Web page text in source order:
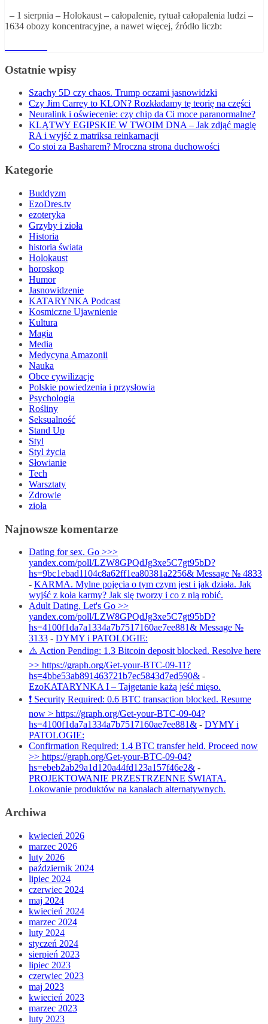
– 1 sierpnia – Holokaust – całopalenie, rytuał całopalenia ludzi –
1634 obozy koncentracyjne, a nawet więcej, źródło liczb:
Ostatnie wpisy
Szachy 5D czy chaos. Trump oczami jasnowidzki
Czy Jim Carrey to KLON? Rozkładamy tę teorię na części
Neuralink i oświecenie: czy chip da Ci moce paranormalne?
KLĄTWY EGIPSKIE W TWOIM DNA – Jak zdjąć magię
RA i wyjść z matriksa reinkarnacji
Co stoi za Basharem? Mroczna strona duchowości
Kategorie
Buddyzm
EzoDres.tv
ezoteryka
Grzyby i zioła
Historia
historia świata
Holokaust
horoskop
Humor
Jasnowidzenie
KATARYNKA Podcast
Kosmiczne Ujawnienie
Kultura
Magia
Media
Medycyna Amazonii
Nauka
Obce cywilizacje
Polskie powiedzenia i przysłowia
Psychologia
Rośliny
Seksualność
Stand Up
Styl
Styl życia
Słowianie
Tech
Warsztaty
Zdrowie
zioła
Najnowsze komentarze
Dating for sex. Go >>>
yandex.com/poll/LZW8GPQdJg3xe5C7gt95bD?
hs=9bc1ebad1104c8a62ff1ea80381a2256& Message № 4833
- KARMA. Mylne pojęcia o tym czym jest i jak działa. Jak
wyjść z koła karmy? Jak się tworzy i co z nią robić.
Adult Dating. Let's Go >>
yandex.com/poll/LZW8GPQdJg3xe5C7gt95bD?
hs=4100f1da7a1334a7b7517160ae7ee881& Message №
3133 - DYMY i PATOLOGIE:
⚠️ Action Pending: 1.3 Bitcoin deposit blocked. Resolve here
>> https://graph.org/Get-your-BTC-09-11?
hs=4bbe53ab891463721b7ec5843d7ed590& -
EzoKATARYNKA I – Tajgetanie każą jeść mięso.
❗ Security Required: 0.6 BTC transaction blocked. Resume
now > https://graph.org/Get-your-BTC-09-04?
hs=4100f1da7a1334a7b7517160ae7ee881& - DYMY i
PATOLOGIE:
Confirmation Required: 1.4 BTC transfer held. Proceed now
>> https://graph.org/Get-your-BTC-09-04?
hs=ebeb2ab29a1d120a44fd123a157f46e2& -
PROJEKTOWANIE PRZESTRZENNE ŚWIATA.
Lokowanie produktów na kanałach alternatywnych.
Archiwa
kwiecień 2026
marzec 2026
luty 2026
październik 2024
lipiec 2024
czerwiec 2024
maj 2024
kwiecień 2024
marzec 2024
luty 2024
styczeń 2024
sierpień 2023
lipiec 2023
czerwiec 2023
maj 2023
kwiecień 2023
marzec 2023
luty 2023